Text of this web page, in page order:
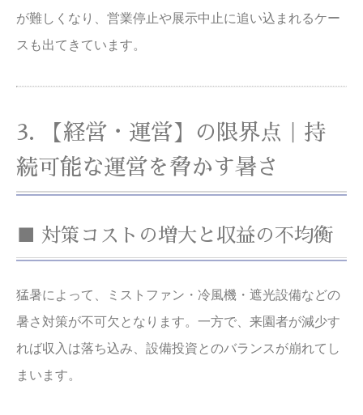
が難しくなり、営業停止や展示中止に追い込まれるケー
スも出てきています。
3. 【経営・運営】の限界点｜持
続可能な運営を脅かす暑さ
■ 対策コストの増大と収益の不均衡
猛暑によって、ミストファン・冷風機・遮光設備などの
暑さ対策が不可欠となります。一方で、来園者が減少す
れば収入は落ち込み、設備投資とのバランスが崩れてし
まいます。